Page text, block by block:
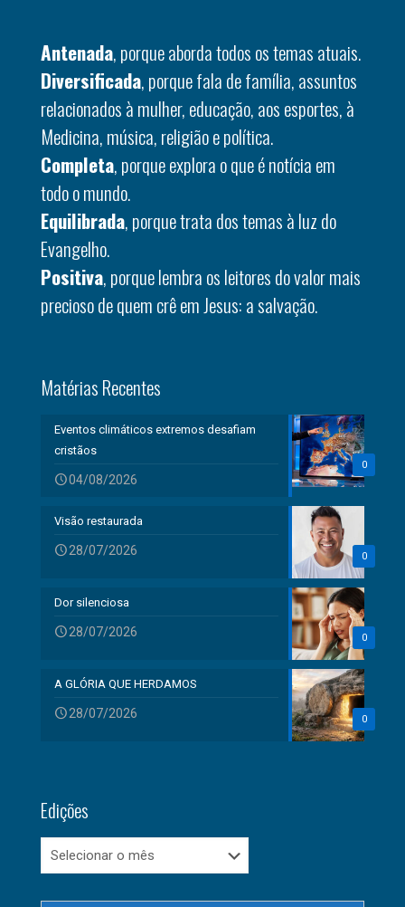
Antenada, porque aborda todos os temas atuais.
Diversificada, porque fala de família, assuntos
relacionados à mulher, educação, aos esportes, à
Medicina, música, religião e política.
Completa, porque explora o que é notícia em
todo o mundo.
Equilibrada, porque trata dos temas à luz do
Evangelho.
Positiva, porque lembra os leitores do valor mais
precioso de quem crê em Jesus: a salvação.
Matérias Recentes
0
Eventos climáticos extremos desafiam
cristãos
04/08/2026
0
Visão restaurada
28/07/2026
0
Dor silenciosa
28/07/2026
0
A GLÓRIA QUE HERDAMOS
28/07/2026
Edições
Edições